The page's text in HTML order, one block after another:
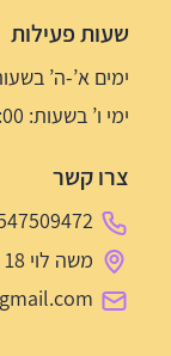
שעות פעילות
ימים א’-ה’ בשעות: 09:00-
ימי ו’ בשעות: 09:00-14:00
צרו קשר
משה לוי 18 רמלה (רשום מסיבאבלס על השלט בחנות)